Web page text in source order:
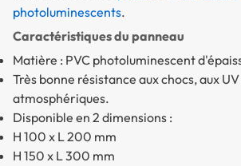
photoluminescents.
Caractéristiques du panneau
Matière : PVC photoluminescent
Très bonne résistance aux chocs, aux
atmosphériques.
Disponible en 2 dimensions :
H 100 x L 200 mm
H 150 x L 300 mm